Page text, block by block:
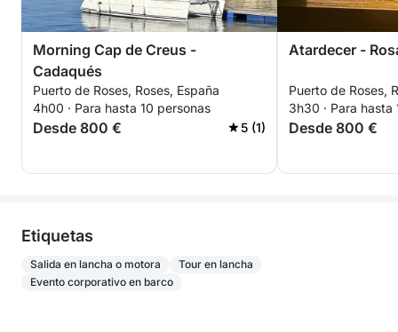
Morning Cap de Creus -
Cadaqués
Puerto de Roses, Roses, España
4h00 · Para hasta 10 personas
Desde 800 € 5 (1)
Atardecer -
Puerto de Roses,
3h30 · Para hasta
Desde 800 €
Etiquetas
Salida en lancha o motora
Tour en lancha
Evento corporativo en barco